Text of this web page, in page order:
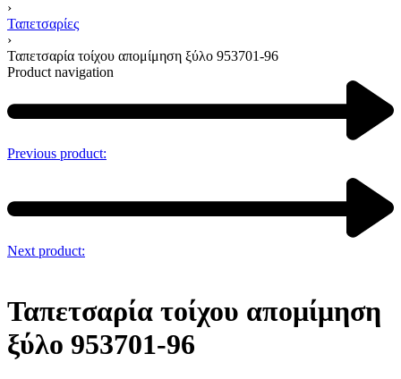
›
Ταπετσαρίες
›
Ταπετσαρία τοίχου απομίμηση ξύλο 953701-96
Product navigation
Previous product:
Next product:
Ταπετσαρία τοίχου απομίμηση
ξύλο 953701-96